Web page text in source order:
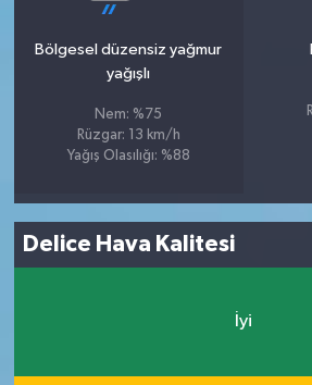
Bölgesel düzensiz yağmur
yağışlı
Nem: %75
Rüzgar: 13 km/h
Yağış Olasılığı: %88
Delice Hava Kalitesi
İyi